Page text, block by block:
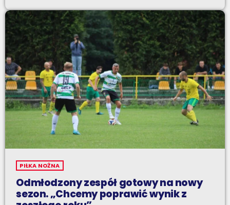
PIŁKA NOŻNA
Odmłodzony zespół gotowy na nowy
sezon. „Chcemy poprawić wynik z